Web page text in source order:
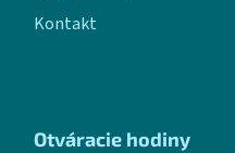
Kontakt
Otváracie hodiny